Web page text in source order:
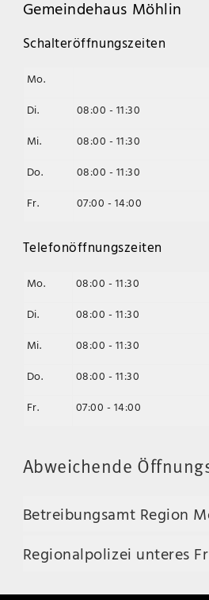
Gemeindehaus Möhlin
Schalteröffnungszeiten
Mo.
Di.
08:00 - 11:30
Mi.
08:00 - 11:30
Do.
08:00 - 11:30
Fr.
07:00 - 14:00
Telefonöffnungszeiten
Mo. 08:00 - 11:30
Di.
08:00 - 11:30
Mi.
08:00 - 11:30
Do.
08:00 - 11:30
Fr.
07:00 - 14:00
Abweichende
Betreibungsamt Region
Regionalpolizei unteres